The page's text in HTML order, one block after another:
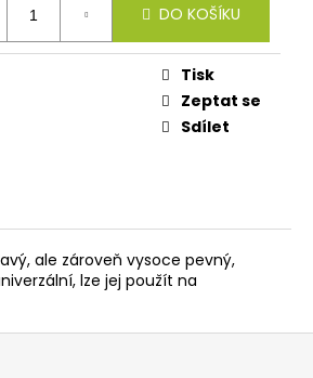
DO KOŠÍKU
Tisk
Zeptat se
Sdílet
ale zároveň vysoce pevný,
lze jej použít na